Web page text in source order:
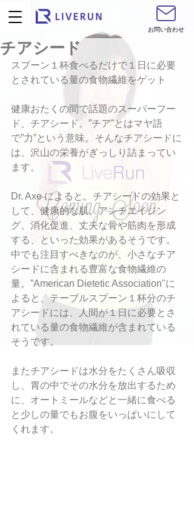
お問い合わせ
チアシード
スプーン１杯食べるだけで１日に必要
とされている量の食物繊維をゲット
健康おたくの間で話題のスーパーフー
ド、チアシード。”チア”とはマヤ語
で”力”という意味。そんなチアシードに
は、沢山の栄養がぎっしり詰まってい
ます。
Dr. Axe によると、チアシードの効果と
して、健康的な肌、アンチエイジン
グ、消化促進、丈夫な骨や筋肉を形成
する、といった効果があるそうです。
中でも注目すべきなのが、小さなチア
シードに含まれる豊富な食物繊維の
量。”American Dietetic Association"に
よると、テーブルスプーン１杯分のチ
アシードには、人間が１日に必要とさ
れている量の食物繊維が含まれている
そうです。
またチアシードは水分をたくさん吸収
し、胃の中でその水分を放出するため
に、オートミールなどと一緒に食べる
と少しの量でもお腹をいっぱいにして
くれます。